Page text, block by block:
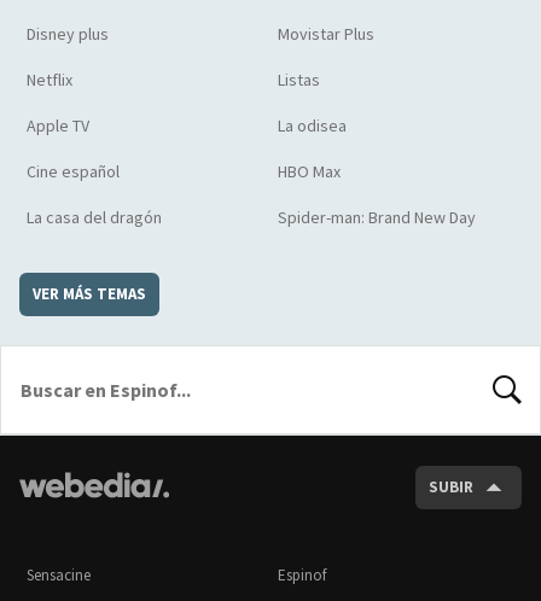
Disney plus Movistar Plus
Netflix Listas
Apple TV La odisea
Cine español HBO Max
La casa del dragón Spider-man: Brand New Day
VER MÁS TEMAS
SUBIR
Sensacine Espinof